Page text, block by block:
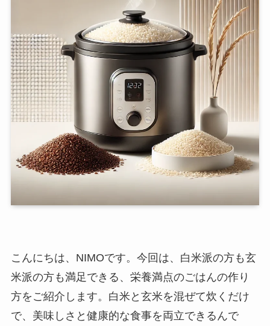
こんにちは、NIMOです。今回は、白米派の方も玄
米派の方も満足できる、栄養満点のごはんの作り
方をご紹介します。白米と玄米を混ぜて炊くだけ
で、美味しさと健康的な食事を両立できるんで